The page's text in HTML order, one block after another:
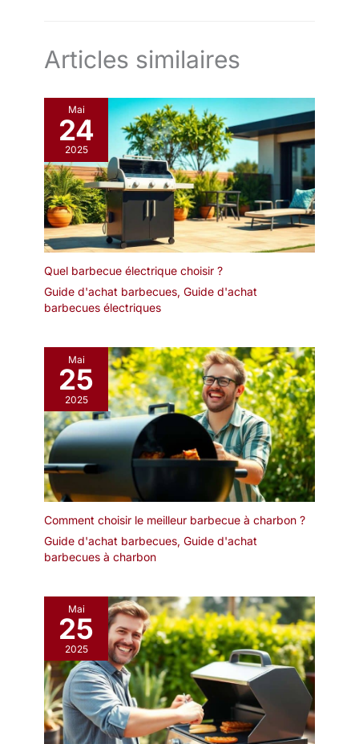
Articles similaires
Mai
24
2025
Quel barbecue électrique choisir ?
Guide d'achat barbecues, Guide d'achat
barbecues électriques
Mai
25
2025
Comment choisir le meilleur barbecue à charbon ?
Guide d'achat barbecues, Guide d'achat
barbecues à charbon
Mai
25
2025